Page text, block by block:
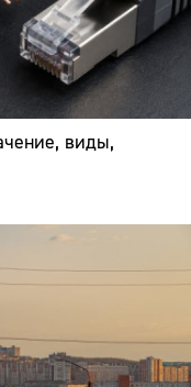
виды,